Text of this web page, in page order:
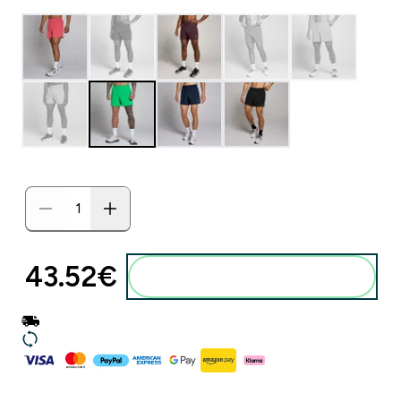
43.52€‎